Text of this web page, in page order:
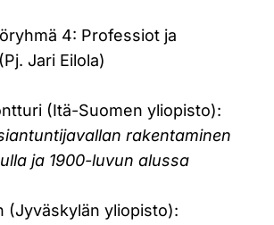
4: Professiot ja
Jari Eilola)
(Itä-Suomen yliopisto):
rakentaminen
ja 1900-luvun alussa
(Jyväskylän yliopisto):